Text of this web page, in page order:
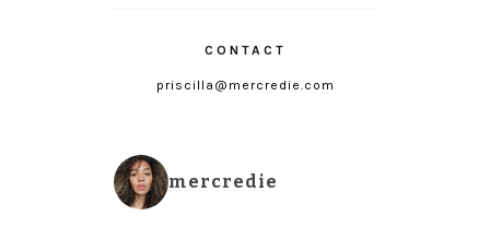
CONTACT
priscilla@mercredie.com
mercredie